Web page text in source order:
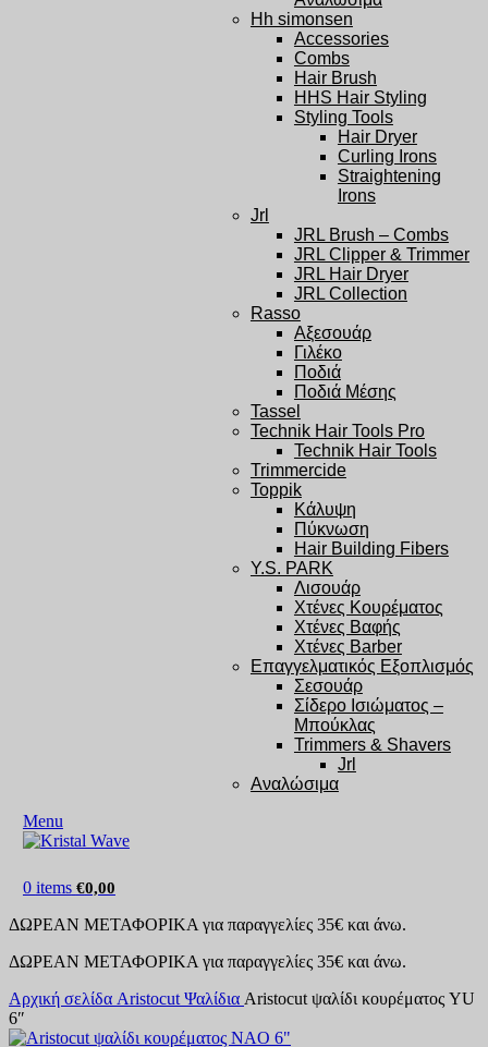
Hh simonsen
Accessories
Combs
Hair Brush
HHS Hair Styling
Styling Tools
Hair Dryer
Curling Irons
Straightening
Irons
Jrl
JRL Brush – Combs
JRL Clipper & Trimmer
JRL Hair Dryer
JRL Collection
Rasso
Αξεσουάρ
Γιλέκο
Ποδιά
Ποδιά Μέσης
Tassel
Technik Hair Tools Pro
Technik Hair Tools
Trimmercide
Toppik
Κάλυψη
Πύκνωση
Hair Building Fibers
Y.S. PARK
Λισουάρ
Χτένες Κουρέματος
Χτένες Βαφής
Χτένες Barber
Επαγγελματικός Εξοπλισμός
Σεσουάρ
Σίδερο Ισιώματος –
Μπούκλας
Trimmers & Shavers
Jrl
Αναλώσιμα
Menu
0 items €0,00
ΔΩΡΕΑΝ ΜΕΤΑΦΟΡΙΚΑ για παραγγελίες 35€ και άνω.
ΔΩΡΕΑΝ ΜΕΤΑΦΟΡΙΚΑ για παραγγελίες 35€ και άνω.
Αρχική σελίδα Aristocut Ψαλίδια Aristocut ψαλίδι κουρέματος YU
6″